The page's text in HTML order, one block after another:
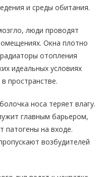
и среды обитания.
люди проводят
Окна плотно
отопления
идеальных условиях
пространстве.
носа теряет влагу.
главным барьером,
патогены на входе.
возбудителей